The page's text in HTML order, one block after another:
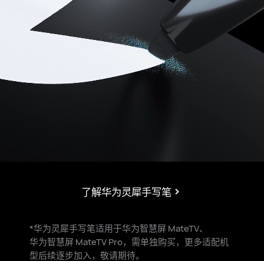
了解华为灵犀手写笔
*华为灵犀手写笔适用于华为智慧屏 MateTV、
华为智慧屏 MateTV Pro，需单独购买， 更多适配机
型后续逐步加入，敬请期待。